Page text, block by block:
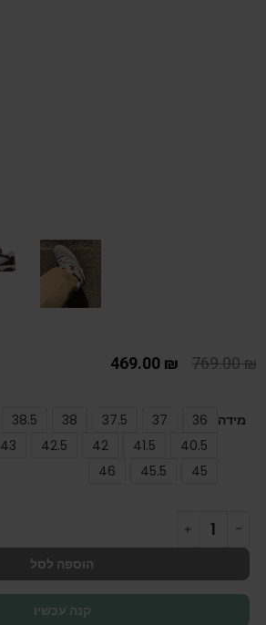
769.00₪
469.00 ₪
מידה 36
37
37.5
38
38.5
40.5
41.5
42
42.5
43
45
45.5
46
הוספה לסל
קנה עכשיו